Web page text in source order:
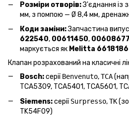
Розміри отворів:З'єднання із
мм, з помпою — Ø 8,4 мм,
Коди заміни:Запчастина
622540, 00611450, 00608677
маркується як Melitta 6618186
Клапан розрахований на класичні
Bosch:серії Benvenuto,TCA
TCA5309, TCA5401, TCA5601,
Siemens:серії Surpresso,TK
TK54F09)